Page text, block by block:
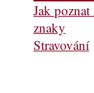
Jak
znaky
Stravování